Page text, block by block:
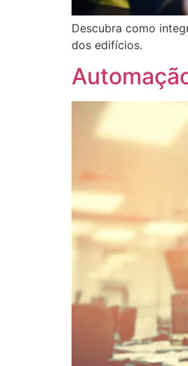
Descubra como
dos edifícios.